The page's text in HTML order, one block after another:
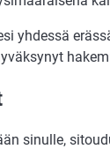
yhdessä
sinulle,